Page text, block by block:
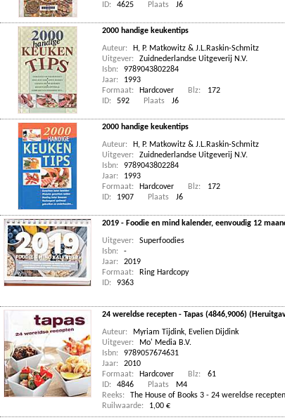
ID:
4625 Plaats J6
2000 handige keukentips
Auteur: H, P. Matkowitz & J.L.Raskin-Schmitz
Uitgever:
Zuidnederlandse Uitgeverij N.V.
Isbn:
9789043802284
Jaar:
1993
Formaat:
Hardcover Blz:
172
ID:
592 Plaats J6
2000 handige keukentips
Auteur: H, P. Matkowitz & J.L.Raskin-Schmitz
Uitgever:
Zuidnederlandse Uitgeverij N.V.
Isbn:
9789043802284
Jaar:
1993
Formaat:
Hardcover Blz:
172
ID:
1907 Plaats J6
2019 - Foodie en mind kalender, eenvoudig 12
Uitgever:
Superfoodies
Isbn:
-
Jaar:
2019
Formaat:
Ring Hardcopy
ID:
9363
24 wereldse recepten - Tapas (4846,9006)
Auteur: Myriam Tijdink, Evelien Dijdink
Uitgever:
Mo' Media B.V.
Isbn:
9789057674631
Jaar:
2010
Formaat:
Hardcover Blz:
61
ID:
4846 Plaats
M4
Reeks:
The House of Books 3 - 24 wereldse recepten
Ruilwaarde:
1,00 €